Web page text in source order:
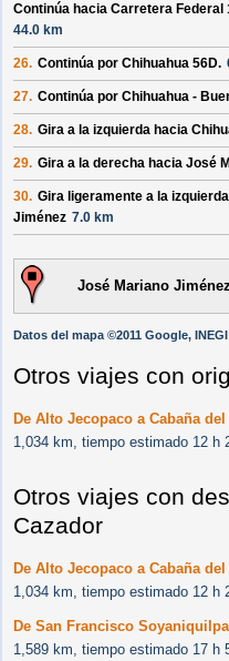
Continúa hacia Carretera Federal
44.0 km
26. Continúa por Chihuahua 56D.
27. Continúa por Chihuahua -
28. Gira a la izquierda hacia
29. Gira a la derecha hacia José
30. Gira ligeramente a la
Jiménez 7.0 km
José Mariano Jiménez
Datos del mapa ©2011 Google, INEGI
Otros viajes con
De Alto Jecopaco a Cabaña
1,034 km, tiempo estimado 12 h
Otros viajes con
Cazador
De Alto Jecopaco a Cabaña
1,034 km, tiempo estimado 12 h
De San Francisco
1,589 km, tiempo estimado 17 h